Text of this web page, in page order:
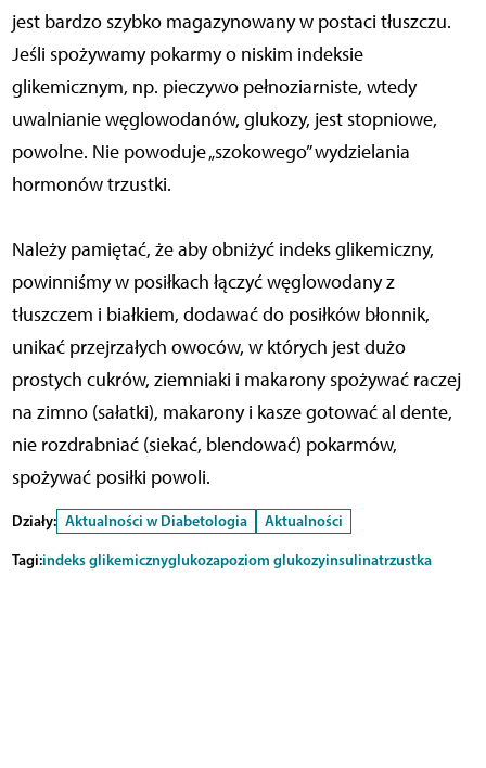
jest bardzo szybko magazynowany w postaci tłuszczu.
Jeśli spożywamy pokarmy o niskim indeksie
glikemicznym, np. pieczywo pełnoziarniste, wtedy
uwalnianie węglowodanów, glukozy, jest stopniowe,
powolne. Nie powoduje „szokowego” wydzielania
hormonów trzustki.
Należy pamiętać, że aby obniżyć indeks glikemiczny,
powinniśmy w posiłkach łączyć węglowodany z
tłuszczem i białkiem, dodawać do posiłków błonnik,
unikać przejrzałych owoców, w których jest dużo
prostych cukrów, ziemniaki i makarony spożywać raczej
na zimno (sałatki), makarony i kasze gotować al dente,
nie rozdrabniać (siekać, blendować) pokarmów,
spożywać posiłki powoli.
Działy: Aktualności w Diabetologia
Aktualności
Tagi:indeks glikemicznyglukozapoziom glukozyinsulinatrzustka